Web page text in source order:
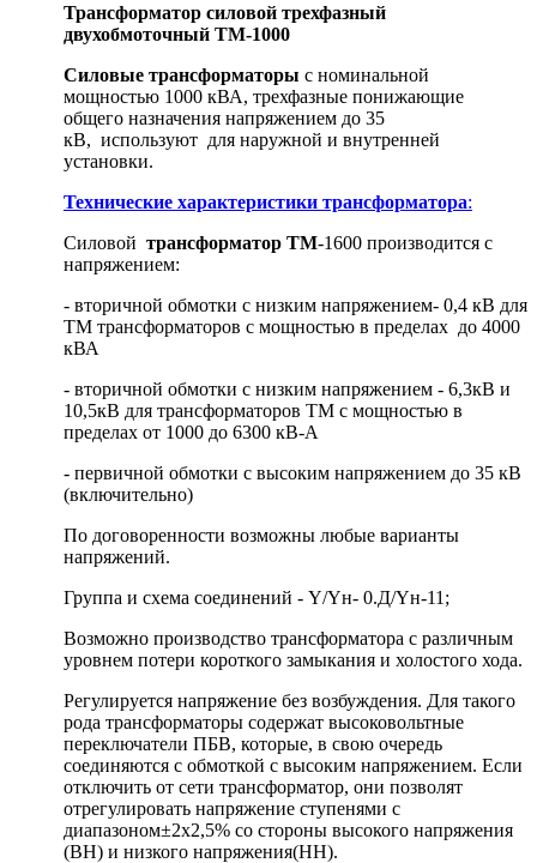
Трансформатор силовой трехфазный
двухобмоточный ТМ-1000
Силовые трансформаторы с номинальной
мощностью 1000 кВА, трехфазные понижающие
общего назначения напряжением до 35
кВ, используют для наружной и внутренней
установки.
Технические характеристики трансформатора:
Силовой трансформатор ТМ-1600 производится с
напряжением:
- вторичной обмотки с низким напряжением- 0,4 кВ для
ТМ трансформаторов с мощностью в пределах до 4000
кВА
- вторичной обмотки с низким напряжением - 6,3кВ и
10,5кВ для трансформаторов ТМ с мощностью в
пределах от 1000 до 6300 кВ-А
- первичной обмотки с высоким напряжением до 35 кВ
(включительно)
По договоренности возможны любые варианты
напряжений.
Группа и схема соединений - Y/Yн- 0.Д/Yн-11;
Возможно производство трансформатора с различным
уровнем потери короткого замыкания и холостого хода.
Регулируется напряжение без возбуждения. Для такого
рода трансформаторы содержат высоковольтные
переключатели ПБВ, которые, в свою очередь
соединяются с обмоткой с высоким напряжением. Если
отключить от сети трансформатор, они позволят
отрегулировать напряжение ступенями с
диапазоном±2х2,5% со стороны высокого напряжения
(ВН) и низкого напряжения(НН).